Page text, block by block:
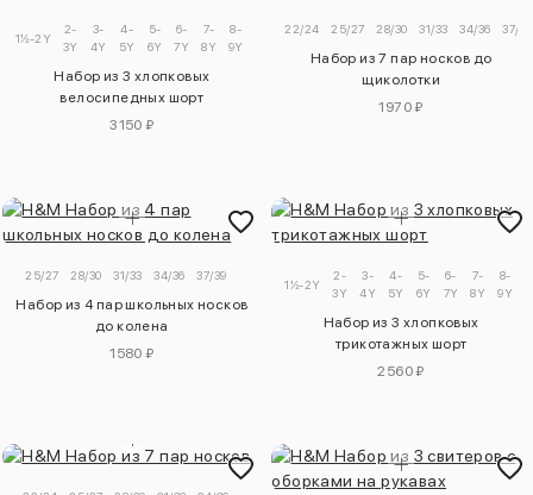
1½-2Y
2-
3Y
3-
4Y
4-
5Y
5-
6Y
6-
7Y
7-
8Y
8-
9Y
Набор из 3 хлопковых
велосипедных шорт
3150 ₽
22/24 25/27 28/30 31/33 34/36 37/39
Набор из 7 пар носков до
щиколотки
1970 ₽
25/27 28/30 31/33 34/36 37/39
Набор из 4 пар школьных носков
до колена
1580 ₽
1½-2Y
2-
3Y
3-
4Y
4-
5Y
5-
6Y
6-
7Y
7-
8Y
8-
9Y
Набор из 3 хлопковых
трикотажных шорт
2560 ₽